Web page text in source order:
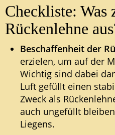
Checkliste: Was
Rückenlehne
Beschaffenheit der
erzielen, um auf der
Wichtig sind dabei
Luft gefüllt einen
Zweck als
auch ungefüllt
Liegens.